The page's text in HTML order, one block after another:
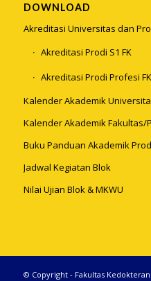
DOWNLOAD
Akreditasi Universitas dan
Akreditasi Prodi S1 FK
Akreditasi Prodi Profesi FK
Kalender Akademik
Kalender Akademik Fakultas/
Buku Panduan Akademik
Jadwal Kegiatan Blok
Nilai Ujian Blok & MKWU
© Copyright - Fakultas